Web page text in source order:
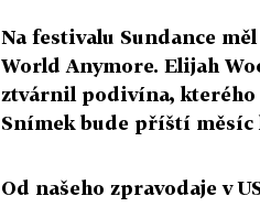
Na festivalu Sundance
World Anymore. Elijah
ztvárnil podivína,
Snímek bude příští
Od našeho zpravodaje v